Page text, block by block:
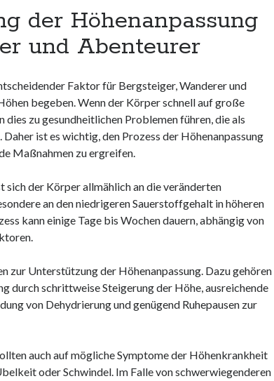
der Höhenanpassung
und Abenteurer
Faktor für Bergsteiger, Wanderer und
begeben. Wenn der Körper schnell auf große
zu gesundheitlichen Problemen führen, die als
ist es wichtig, den Prozess der Höhenanpassung
Maßnahmen zu ergreifen.
sich der Körper allmählich an die veränderten
an den niedrigeren Sauerstoffgehalt in höheren
kann einige Tage bis Wochen dauern, abhängig von
zur Unterstützung der Höhenanpassung. Dazu gehören
durch schrittweise Steigerung der Höhe, ausreichende
von Dehydrierung und genügend Ruhepausen zur
auch auf mögliche Symptome der Höhenkrankheit
oder Schwindel. Im Falle von schwerwiegenderen